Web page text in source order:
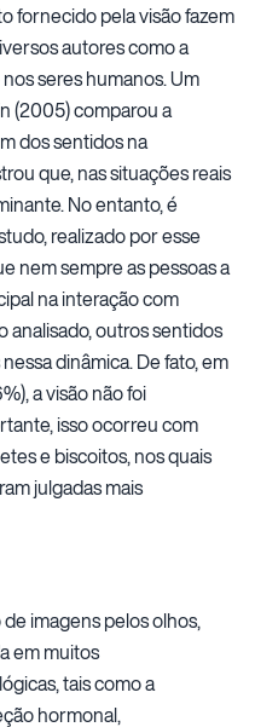
fornecido pela visão fazem
autores como a
seres humanos. Um
(2005) comparou a
dos sentidos na
que, nas situações reais
No entanto, é
realizado por esse
nem sempre as pessoas a
na interação com
outros sentidos
dinâmica. De fato, em
a visão não foi
isso ocorreu com
e biscoitos, nos quais
julgadas mais
imagens pelos olhos,
em muitos
tais como a
hormonal,